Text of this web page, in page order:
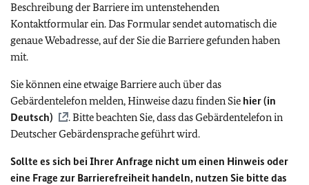
Beschreibung der Barriere im untenstehenden
Kontaktformular ein. Das Formular sendet automatisch die
genaue Webadresse, auf der Sie die Barriere gefunden haben
mit.
Sie können eine etwaige Barriere auch über das
Gebärdentelefon melden, Hinweise dazu finden Sie hier (in
Deutsch)
. Bitte beachten Sie, dass das Gebärdentelefon in
Deutscher Gebärdensprache geführt wird.
Sollte es sich bei Ihrer Anfrage nicht um einen Hinweis oder
eine Frage zur Barrierefreiheit handeln, nutzen Sie bitte das